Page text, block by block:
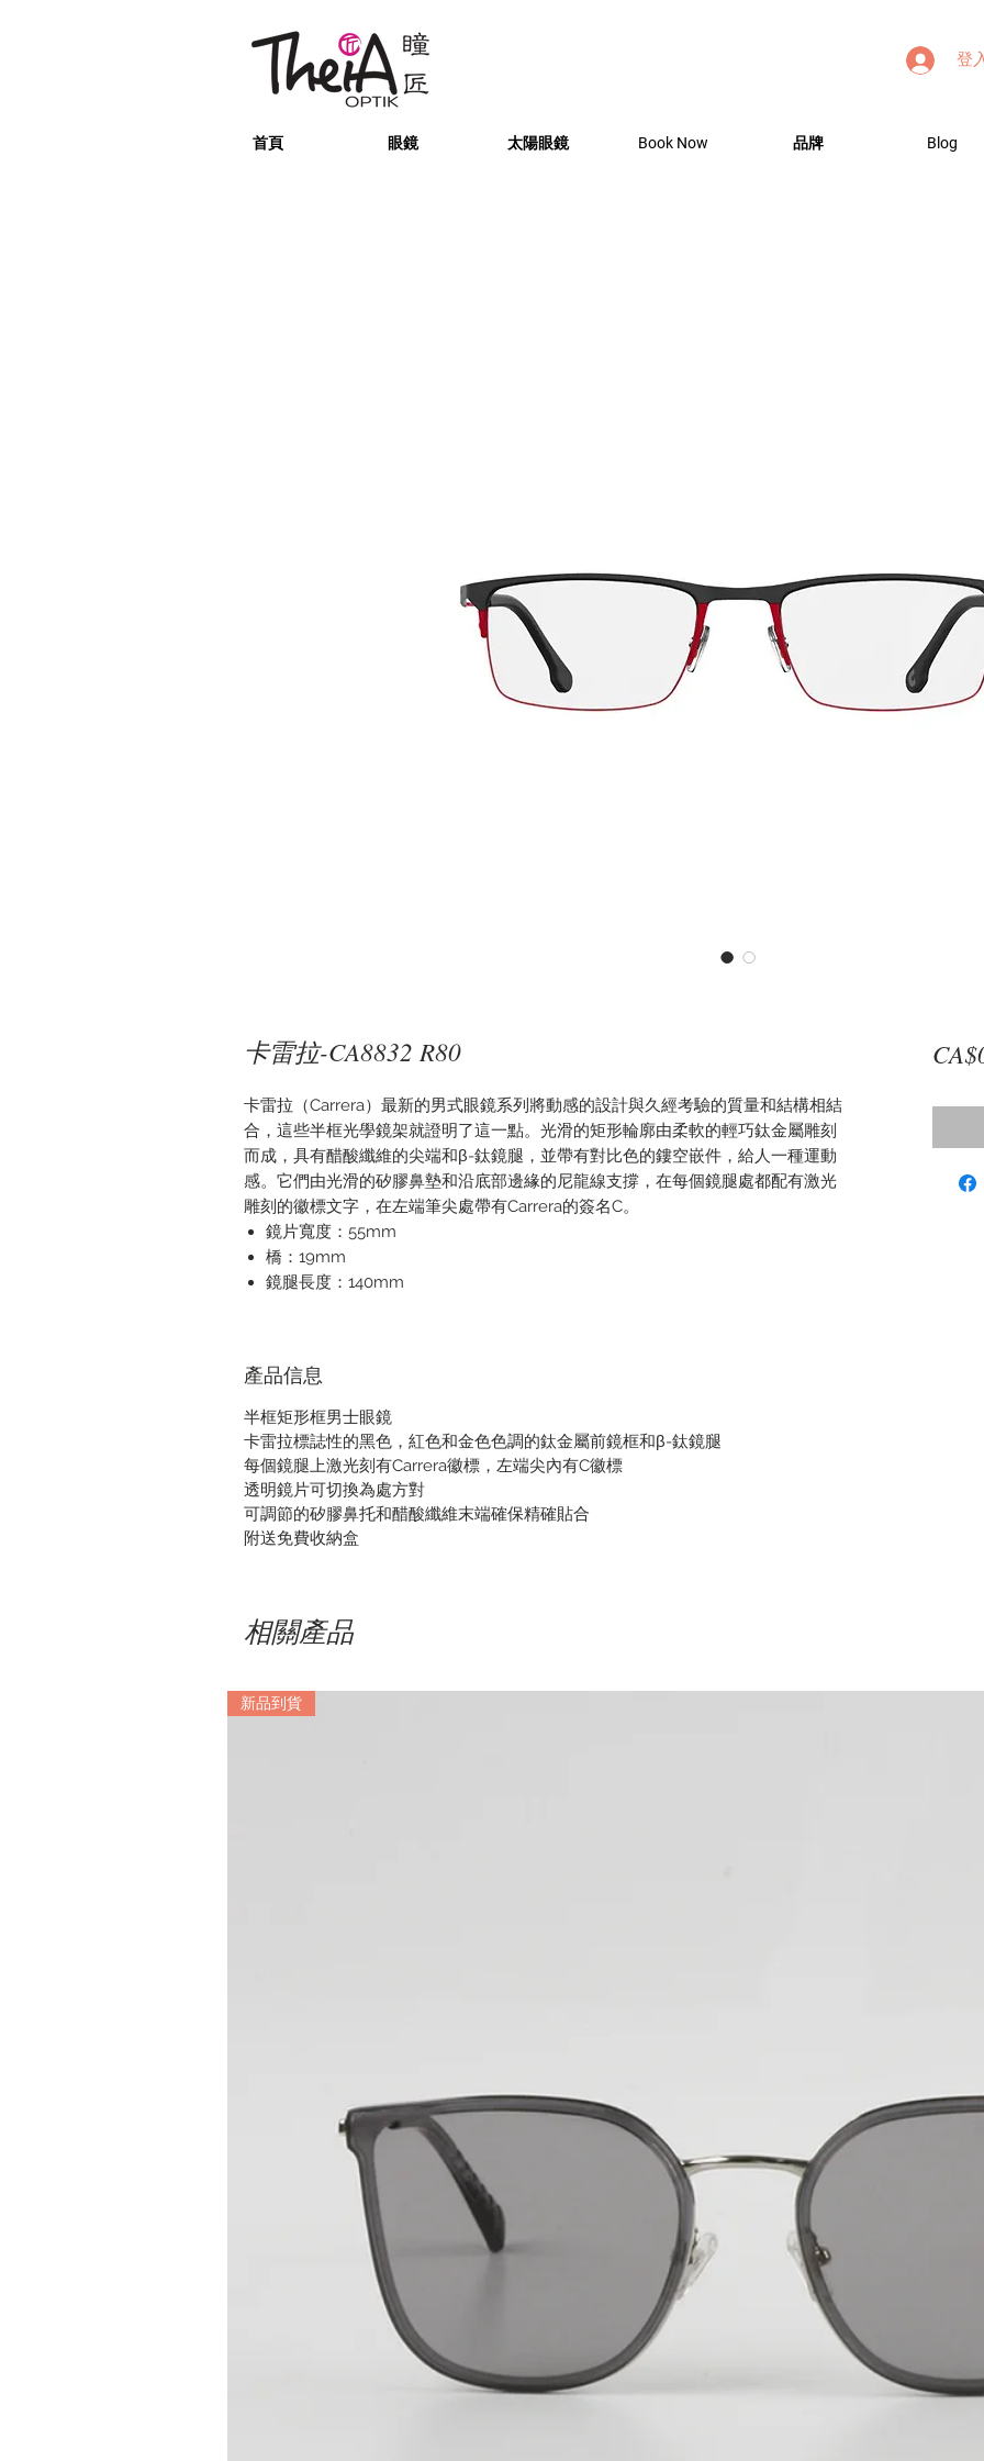
登
首頁 眼鏡 太陽眼鏡 Book Now 品牌 Blog
卡雷拉-CA8832 R80
卡雷拉（Carrera）最新的男式眼鏡系列將動感的設計與久經考驗的質量和結構相結
合，這些半框光學鏡架就證明了這一點。光滑的矩形輪廓由柔軟的輕巧鈦金屬雕刻
而成，具有醋酸纖維的尖端和β-鈦鏡腿，並帶有對比色的鏤空嵌件，給人一種運動
感。它們由光滑的矽膠鼻墊和沿底部邊緣的尼龍線支撐，在每個鏡腿處都配有激光
雕刻的徽標文字，在左端筆尖處帶有Carrera的簽名C。
鏡片寬度：55mm
橋：19mm
鏡腿長度：140mm
產品信息
半框矩形框男士眼鏡
卡雷拉標誌性的黑色，紅色和金色色調的鈦金屬前鏡框和β-鈦鏡腿
每個鏡腿上激光刻有Carrera徽標，左端尖內有C徽標
透明鏡片可切換為處方對
可調節的矽膠鼻托和醋酸纖維末端確保精確貼合
附送免費收納盒
相關產品
新品到貨